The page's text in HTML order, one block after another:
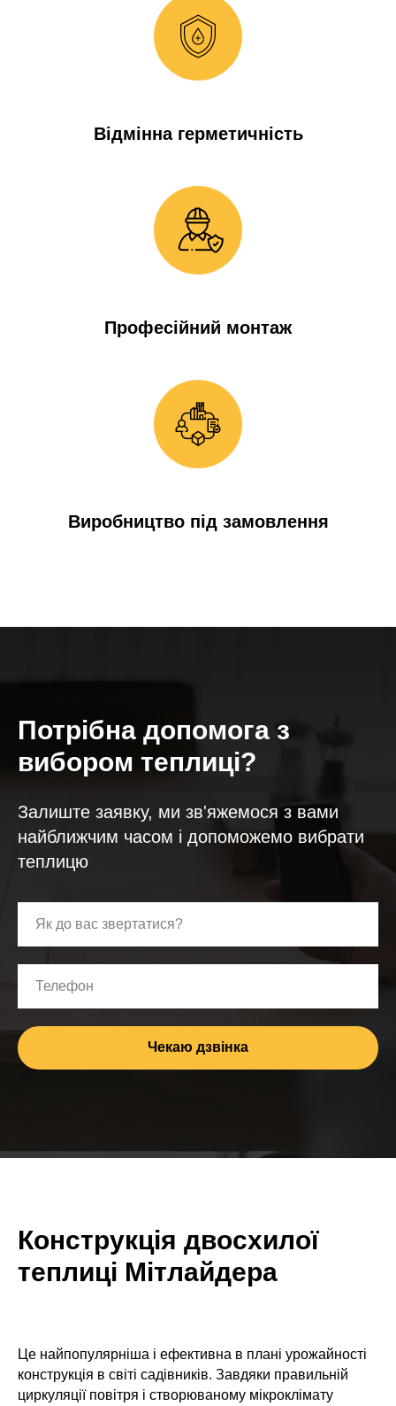
Відмінна герметичність
Професійний монтаж
Виробництво під замовлення
Потрібна допомога з
вибором теплиці?
Залиште заявку, ми зв'яжемося з вами
найближчим часом і допоможемо вибрати
теплицю
Як до вас звертатися?
Телефон
Чекаю дзвінка
Конструкція двосхилої
теплиці Мітлайдера
Це найпопулярніша і ефективна в плані урожайності
конструкція в світі садівників. Завдяки правильній
циркуляції повітря і створюваному мікроклімату